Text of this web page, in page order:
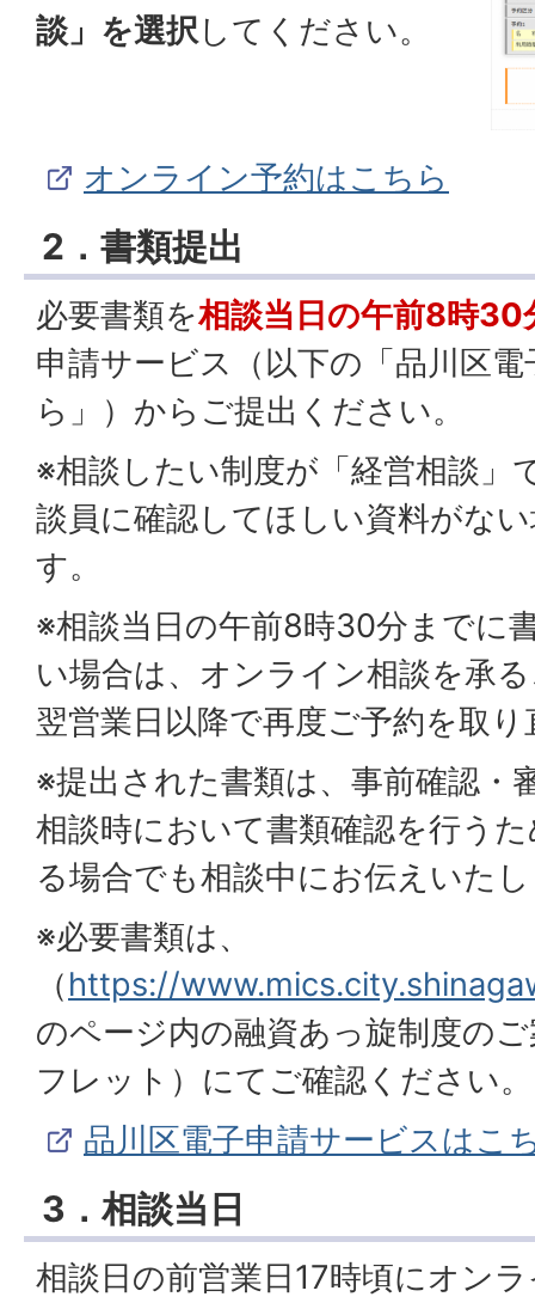
談」を選択してください。
オンライン予約はこちら
2．書類提出
必要書類を相談当日の午前8時30
申請サービス（以下の「品川区
ら」）からご提出ください。
※相談したい制度が「経営相談」
談員に確認してほしい資料がな
す。
※相談当日の午前8時30分までに
い場合は、オンライン相談を承
翌営業日以降で再度ご予約を取
※提出された書類は、事前確認・
相談時において書類確認を行う
る場合でも相談中にお伝えいた
※必要書類は、
（https://
のページ内の融資あっ旋制度の
フレット）にてご確認ください。
品川区電子申請サービスはこ
3．相談当日
相談日の前営業日17時頃にオン